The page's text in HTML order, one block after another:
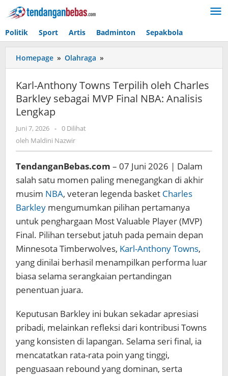
Lewati
ke
Politik Sport Artis Badminton Sepakbola
Homepage » Olahraga »
Anthony
Terpilih
oleh
Final
NBA:
Lengkap
Karl-Anthony Towns Terpilih oleh Charles
Barkley sebagai MVP Final NBA: Analisis
Lengkap
Juni 7, 2026 oleh
Maldini
- 0 Dilihat
oleh Maldini Nazwir
TendanganBebas.com – 07 Juni 2026 | Dalam
salah satu momen paling menegangkan di akhir
musim NBA, veteran legenda basket Charles
Barkley mengumumkan pilihan pertamanya
untuk penghargaan Most Valuable Player (MVP)
Final. Pilihan tersebut jatuh pada pemain depan
Minnesota Timberwolves, Karl-Anthony Towns,
yang dinilai berhasil menampilkan performa luar
biasa selama serangkaian pertandingan
penentuan juara.
Keputusan Barkley ini bukan sekadar apresiasi
pribadi, melainkan refleksi dari kontribusi Towns
yang konsisten di lapangan. Selama seri final, ia
mencatatkan rata-rata poin yang tinggi,
penguasaan rebound yang dominan, serta